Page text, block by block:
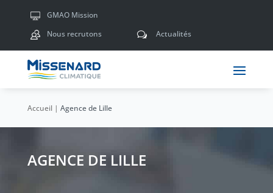
GMAO Mission
w Actualités
Nous recrutons
Accueil| Agence de Lille
AGENCE DE LILLE